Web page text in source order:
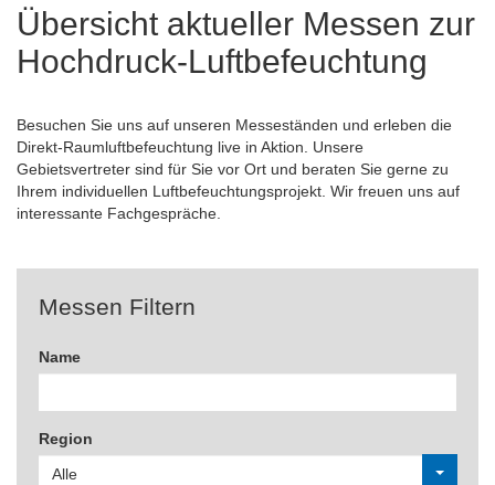
Übersicht aktueller Messen zur
Hochdruck-Luftbefeuchtung
Besuchen Sie uns auf unseren Messeständen und erleben die
Direkt-Raumluftbefeuchtung live in Aktion. Unsere
Gebietsvertreter sind für Sie vor Ort und beraten Sie gerne zu
Ihrem individuellen Luftbefeuchtungsprojekt. Wir freuen uns auf
interessante Fachgespräche.
Messen Filtern
Name
Region
Alle